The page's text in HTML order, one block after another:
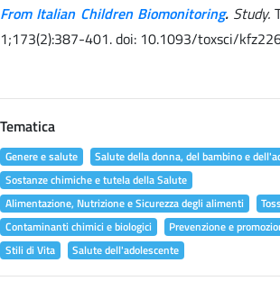
From Italian Children Biomonitoring.Study.
1;173(2):387-401. doi: 10.1093/toxsci/
Tematica
Genere e salute
Salute della donna, del bambino e
Sostanze chimiche e tutela della Salute
Alimentazione, Nutrizione e Sicurezza degli alimenti
Contaminanti chimici e biologici
Prevenzione e
Stili di Vita
Salute dell'adolescente